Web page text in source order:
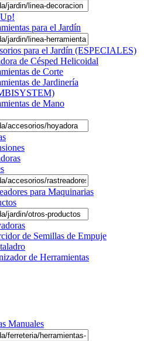
para el Jardín
para el Jardín (ESPECIALES)
de Césped Helicoidal
de Corte
de Jardinería
de Mano
para Maquinarias
de Semillas de Empuje
de Herramientas
Manuales